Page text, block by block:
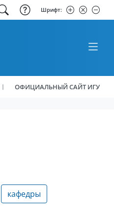
Шрифт:
| ОФИЦИАЛЬНЫЙ САЙТ ИГУ
кафедры